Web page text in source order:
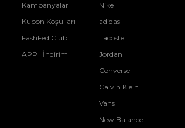
Kampanyalar
Kupon Koşulları
FashFed Club
APP | İndirim
Nike
adidas
Lacoste
Jordan
Converse
Calvin Klein
Vans
New Balance